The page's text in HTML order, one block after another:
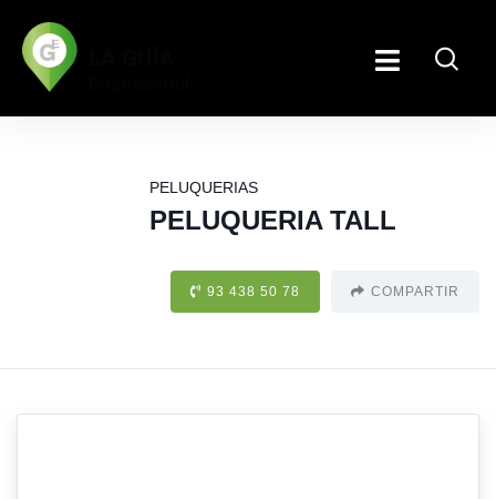
PELUQUERIAS
PELUQUERIA TALL
93 438 50 78 COMPARTIR